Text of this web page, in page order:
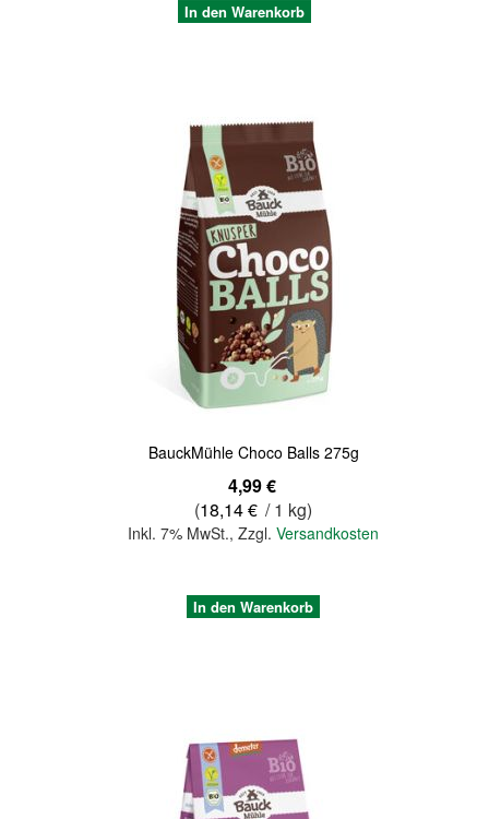
In den Warenkorb
BauckMühle Choco Balls 275g
4,99 €
(18,14 € / 1 kg)
Inkl. 7% MwSt.,Zzgl.Versandkosten
In den Warenkorb